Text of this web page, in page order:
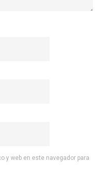
y web en este navegador para